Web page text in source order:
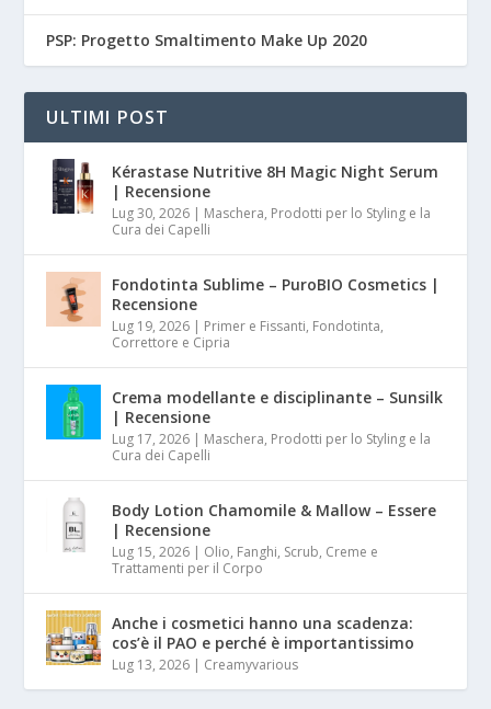
PSP: Progetto Smaltimento Make Up 2020
ULTIMI POST
Kérastase Nutritive 8H Magic Night Serum
| Recensione
Lug 30, 2026 | Maschera, Prodotti per lo Styling e la
Cura dei Capelli
Fondotinta Sublime – PuroBIO Cosmetics |
Recensione
Lug 19, 2026 | Primer e Fissanti, Fondotinta,
Correttore e Cipria
Crema modellante e disciplinante – Sunsilk
| Recensione
Lug 17, 2026 | Maschera, Prodotti per lo Styling e la
Cura dei Capelli
Body Lotion Chamomile & Mallow – Essere
| Recensione
Lug 15, 2026 | Olio, Fanghi, Scrub, Creme e
Trattamenti per il Corpo
Anche i cosmetici hanno una scadenza:
cos’è il PAO e perché è importantissimo
Lug 13, 2026 | Creamyvarious